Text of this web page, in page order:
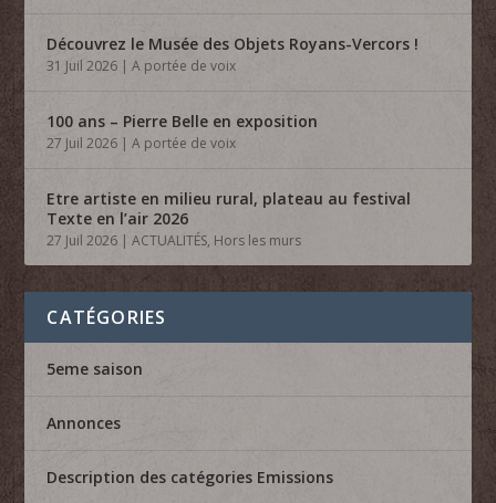
Découvrez le Musée des Objets Royans-Vercors !
31 Juil 2026 |A portée de voix
100 ans – Pierre Belle en exposition
27 Juil 2026 |A portée de voix
Etre artiste en milieu rural, plateau au festival
Texte en l’air 2026
27 Juil 2026 |ACTUALITÉS, Hors les murs
CATÉGORIES
5eme saison
Annonces
Description des catégories Emissions